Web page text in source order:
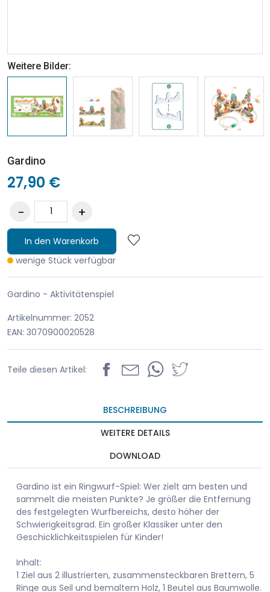
Weitere Bilder:
Gardino
27,90 €
In den Warenkorb
wenige Stück verfügbar
Gardino - Aktivitätenspiel
Artikelnummer: 2052
EAN: 3070900020528
Teile diesen Artikel:
BESCHREIBUNG
WEITERE DETAILS
DOWNLOAD
Gardino ist ein Ringwurf-Spiel: Wer zielt am besten und
sammelt die meisten Punkte? Je größer die Entfernung
des festgelegten Wurfbereichs, desto höher der
Schwierigkeitsgrad. Ein großer Klassiker unter den
Geschicklichkeitsspielen für Kinder!
Inhalt:
1 Ziel aus 2 illustrierten, zusammensteckbaren Brettern, 5
Ringe aus Seil und bemaltem Holz, 1 Beutel aus Baumwolle.